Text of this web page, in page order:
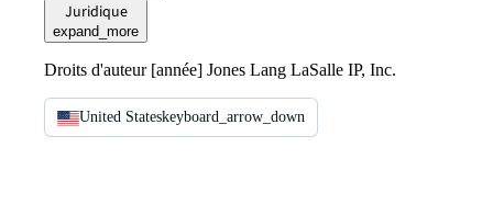
Juridique
expand_more
Droits d'auteur [année] Jones Lang LaSalle IP, Inc.
United Stateskeyboard_arrow_down